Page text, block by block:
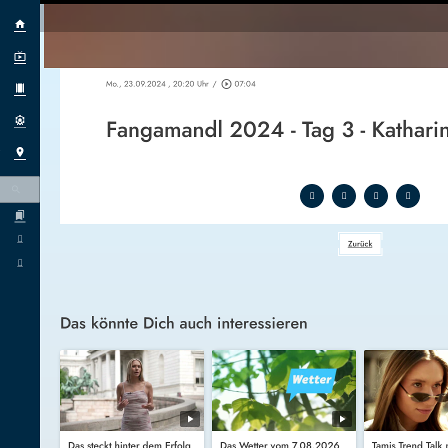
Mo., 23.09.2024 , 20:20 Uhr / play_circle_outline 07:04
Fangamandl 2024 - Tag 3 -
Zurück
Das könnte Dich auch interessieren